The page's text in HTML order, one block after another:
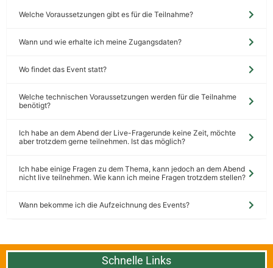
Welche Voraussetzungen gibt es für die Teilnahme?
Wann und wie erhalte ich meine Zugangsdaten?
Wo findet das Event statt?
Welche technischen Voraussetzungen werden für die Teilnahme
benötigt?
Ich habe an dem Abend der Live-Fragerunde keine Zeit, möchte
aber trotzdem gerne teilnehmen. Ist das möglich?
Ich habe einige Fragen zu dem Thema, kann jedoch an dem Abend
nicht live teilnehmen. Wie kann ich meine Fragen trotzdem stellen?
Wann bekomme ich die Aufzeichnung des Events?
Schnelle Links